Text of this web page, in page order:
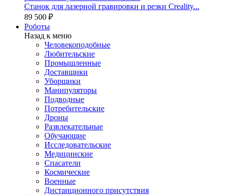
Станок для лазерной гравировки и резки Creality...
89 500 ₽
Роботы
Назад к меню
Человекоподобные
Любительские
Промышленные
Доставщики
Уборщики
Манипуляторы
Подводные
Потребительские
Дроны
Развлекательные
Обучающие
Исследовательские
Медицинские
Спасатели
Космические
Военные
Дистанционного присутствия